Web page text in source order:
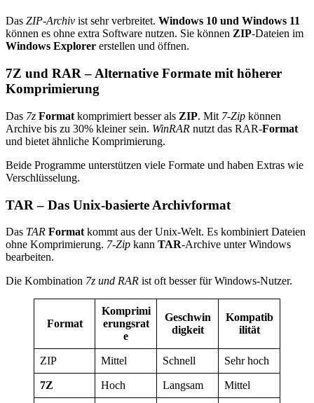
Das ZIP-Archiv ist sehr verbreitet. Windows 10 und Windows 11
können es ohne extra Software nutzen. Sie können ZIP-Dateien im
Windows Explorer erstellen und öffnen.
7Z und RAR – Alternative Formate mit höherer
Komprimierung
Das 7z Format komprimiert besser als ZIP. Mit 7-Zip können
Archive bis zu 30% kleiner sein. WinRAR nutzt das RAR-Format
und bietet ähnliche Komprimierung.
Beide Programme unterstützen viele Formate und haben Extras wie
Verschlüsselung.
TAR – Das Unix-basierte Archivformat
Das TAR Format kommt aus der Unix-Welt. Es kombiniert Dateien
ohne Komprimierung. 7-Zip kann TAR-Archive unter Windows
bearbeiten.
Die Kombination 7z und RAR ist oft besser für Windows-Nutzer.
Format
Komprimi
erungsrat
e
Geschwin
digkeit
Kompatib
ilität
ZIP Mittel Schnell Sehr hoch
7Z Hoch Langsam Mittel